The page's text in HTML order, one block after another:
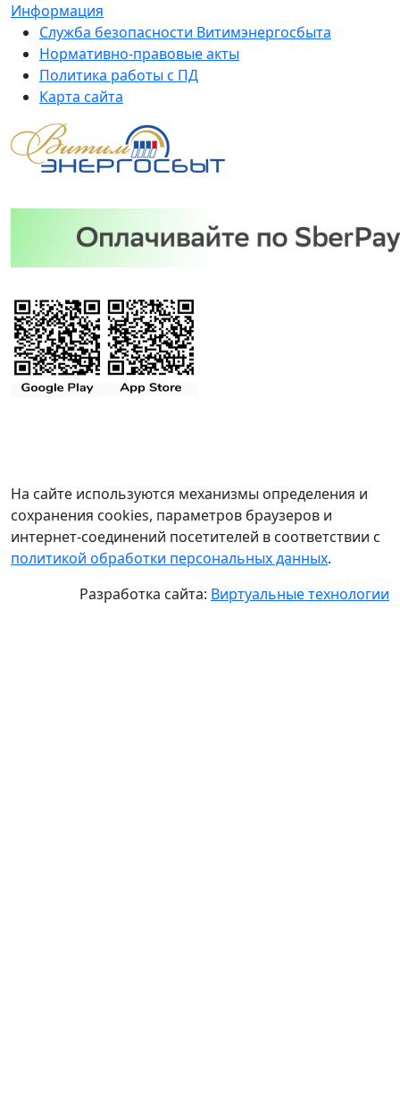
Информация
Служба безопасности Витимэнергосбыта
Нормативно-правовые акты
Политика работы с ПД
Карта сайта
На сайте используются механизмы определения и
сохранения cookies, параметров браузеров и
интернет-соединений посетителей в соответствии с
политикой обработки персональных данных.
Разработка сайта: Виртуальные технологии